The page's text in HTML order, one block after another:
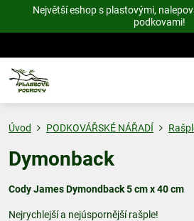
Největší eshop s plastovými,
podkovami!
Úvod PODKOVÁŘSKÉ NÁŘADÍ
Dymonback
Cody James Dymondback 5 cm x 40 cm
Nejrychlejší a nejúspornější rašple!